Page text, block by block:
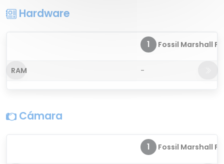
Hardware
1 Fossil Marshall
RAM -
Cámara
1 Fossil Marshall